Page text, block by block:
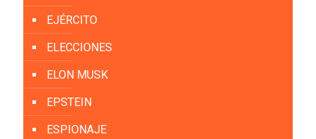
EJÉRCITO
ELECCIONES
ELON MUSK
EPSTEIN
ESPIONAJE